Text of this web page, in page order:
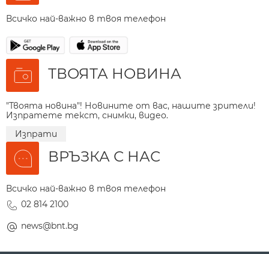
Всичко най-важно в твоя телефон
ТВОЯТА НОВИНА
"Твоята новина"! Новините от вас, нашите зрители!
Изпратете текст, снимки, видео.
Изпрати
ВРЪЗКА С НАС
Всичко най-важно в твоя телефон
02 814 2100
news@bnt.bg